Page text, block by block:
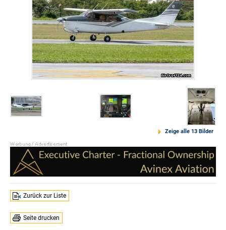
Zeige alle 13 Bilder
Zurück zur Liste
Seite drucken